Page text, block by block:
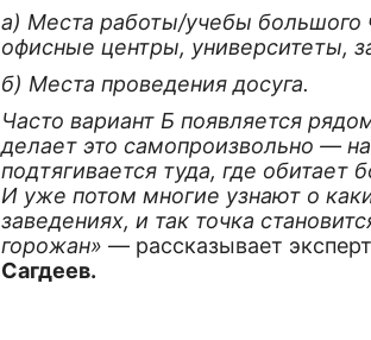
а) Места работы/учебы
офисные центры, университеты,
б) Места проведения досуга.
Часто вариант Б появляется
делает это самопроизвольно —
подтягивается туда, где
И уже потом многие узнают о
заведениях, и так точка
горожан» — рассказывает
Сагдеев.